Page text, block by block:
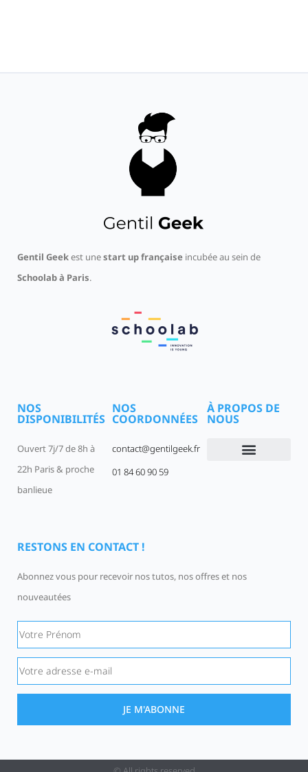
Gentil Geekest unestart up française incubée au sein de
Schoolab à Paris.
NOS
DISPONIBILITÉS
Ouvert 7j/7 de 8h à
22h Paris & proche
banlieue
NOS
COORDONNÉES
contact@gentilgeek.fr
01 84 60 90 59
À PROPOS DE
NOUS
RESTONS EN CONTACT !
Abonnez vous pour recevoir nos tutos, nos offres et nos
nouveautées
JE M'ABONNE